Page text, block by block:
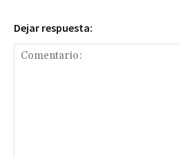
Dejar respuesta: